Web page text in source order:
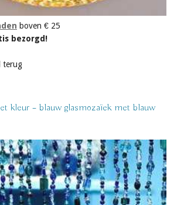
boven € 25
bezorgd!
terug
kleur – blauw glasmozaïek met blauw